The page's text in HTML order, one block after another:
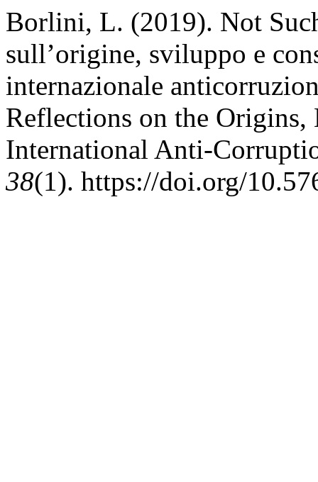
Borlini, L. (2019). Not
sull’origine, sviluppo e
internazionale
Reflections on the
International Anti-
38(1). https://doi.org/